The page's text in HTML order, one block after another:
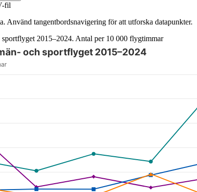
fil
Använd tangentbordsnavigering för att utforska datapunkter.
2015–2024. Antal per 10 000 flygtimmar
till diagrammet med tabbtangenten och bläddra bland
och sportflyget 2015–2024